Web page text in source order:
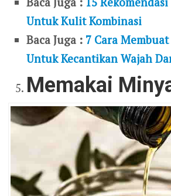
Untuk Kulit Kombinasi
Baca Juga : 7 Cara
Untuk Kecantikan Wajah
Memakai